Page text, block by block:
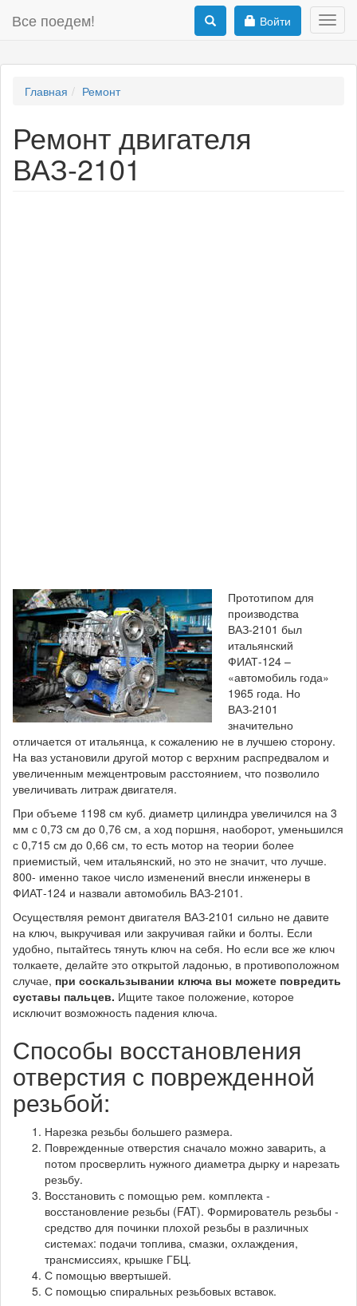
Все поедем! Войти
Главная Ремонт
Ремонт двигателя
ВАЗ-2101
Прототипом для
производства
ВАЗ-2101 был
итальянский
ФИАТ-124 –
«автомобиль года»
1965 года. Но
ВАЗ-2101
значительно
отличается от итальянца, к сожалению не в лучшею сторону.
На ваз установили другой мотор с верхним распредвалом и
увеличенным межцентровым расстоянием, что позволило
увеличивать литраж двигателя.
При объеме 1198 см куб. диаметр цилиндра увеличился на 3
мм с 0,73 см до 0,76 см, а ход поршня, наоборот, уменьшился
с 0,715 см до 0,66 см, то есть мотор на теории более
приемистый, чем итальянский, но это не значит, что лучше.
800- именно такое число изменений внесли инженеры в
ФИАТ-124 и назвали автомобиль ВАЗ-2101.
Осуществляя ремонт двигателя ВАЗ-2101 сильно не давите
на ключ, выкручивая или закручивая гайки и болты. Если
удобно, пытайтесь тянуть ключ на себя. Но если все же ключ
толкаете, делайте это открытой ладонью, в противоположном
случае, при соскальзывании ключа вы можете повредить
суставы пальцев. Ищите такое положение, которое
исключит возможность падения ключа.
Способы восстановления
отверстия с поврежденной
резьбой:
Нарезка резьбы большего размера.
Поврежденные отверстия сначало можно заварить, а
потом просверлить нужного диаметра дырку и нарезать
резьбу.
Восстановить с помощью рем. комплекта -
восстановление резьбы (FAT). Формирователь резьбы -
средство для починки плохой резьбы в различных
системах: подачи топлива, смазки, охлаждения,
трансмиссиях, крышке ГБЦ.
С помощью ввертышей.
С помощью спиральных резьбовых вставок.